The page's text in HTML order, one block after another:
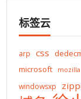
标签云
arp css
microsoft
mozilla
windowsxp